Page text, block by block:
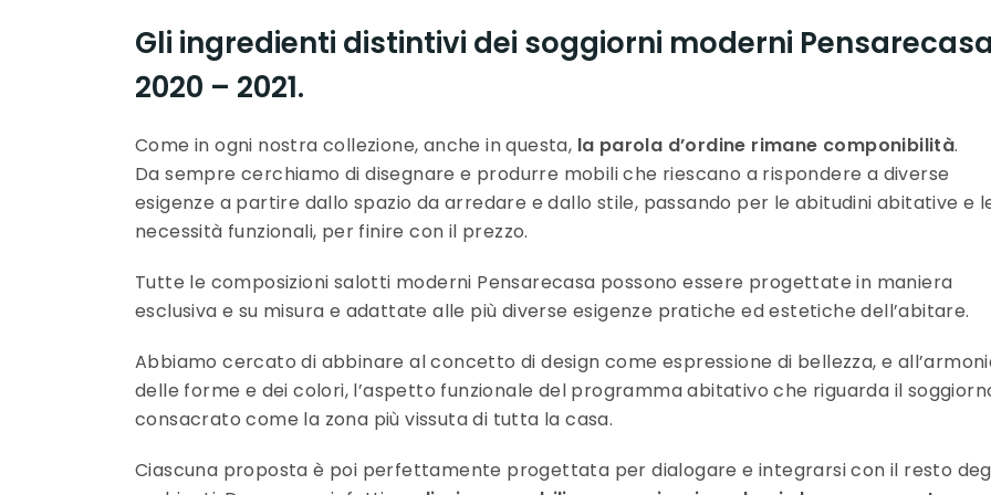
Gli ingredienti distintivi dei soggiorni moderni Pensarecasa
2020 – 2021.
Come in ogni nostra collezione, anche in questa, la parola d’ordine rimane componibilità.
Da sempre cerchiamo di disegnare e produrre mobili che riescano a rispondere a diverse
esigenze a partire dallo spazio da arredare e dallo stile, passando per le abitudini abitative e
necessità funzionali, per finire con il prezzo.
Tutte le composizioni salotti moderni Pensarecasa possono essere progettate in maniera
esclusiva e su misura e adattate alle più diverse esigenze pratiche ed estetiche dell’abitare.
Abbiamo cercato di abbinare al concetto di design come espressione di bellezza, e
delle forme e dei colori, l’aspetto funzionale del programma abitativo che riguarda il
consacrato come la zona più vissuta di tutta la casa.
Ciascuna proposta è poi perfettamente progettata per dialogare e integrarsi con il resto